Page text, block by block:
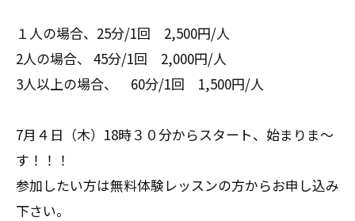
１人の場合、25分/1回 2,500円/人
2人の場合、 45分/1回 2,000円/人
3人以上の場合、 60分/1回 1,500円/人
7月４日（木）18時３０分からスタート、始まりま～
す！！！
参加したい方は無料体験レッスンの方からお申し込み
下さい。